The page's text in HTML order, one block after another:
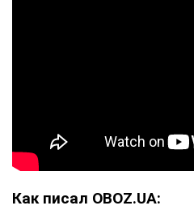
Как писал OBOZ.UA: